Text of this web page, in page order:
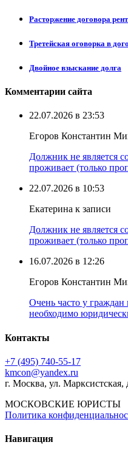
Расторжение договора
Третейская оговорка в
Двойное взыскание долга
Комментарии сайта
22.07.2026 в 23:53
Егоров Константин
Должник не является
проживает (только
22.07.2026 в 10:53
Екатерина к записи
Должник не является
проживает (только
16.07.2026 в 12:26
Егоров Константин
Очень часто у граждан
необходимо
Контакты
+7 (495) 740‑55‑17
kmcon@yandex.ru
г. Москва, ул. Марксистская,
МОСКОВСКИЕ ЮРИСТЫ
Политика
Навигация